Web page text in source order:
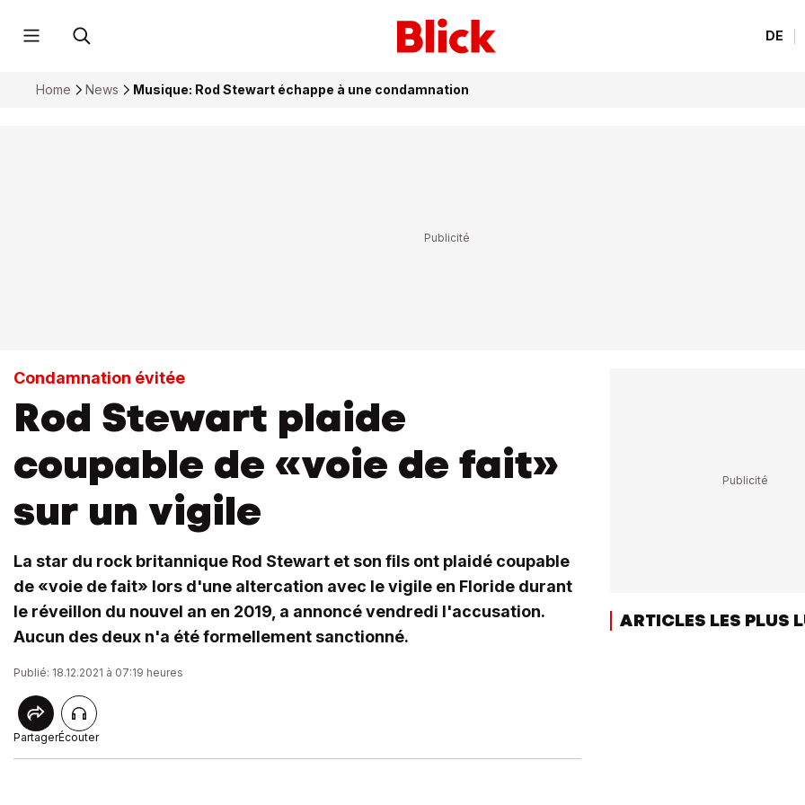
DE
Home News Musique: Rod Stewart échappe à une condamnation
Condamnation évitée
Rod Stewart plaide
coupable de «voie de fait»
sur un vigile
La star du rock britannique Rod Stewart et son fils ont plaidé coupable
de «voie de fait» lors d'une altercation avec le vigile en Floride durant
le réveillon du nouvel an en 2019, a annoncé vendredi l'accusation.
Aucun des deux n'a été formellement sanctionné.
Publié: 18.12.2021 à 07:19 heures
PartagerÉcouter
ARTICLES LES PLUS